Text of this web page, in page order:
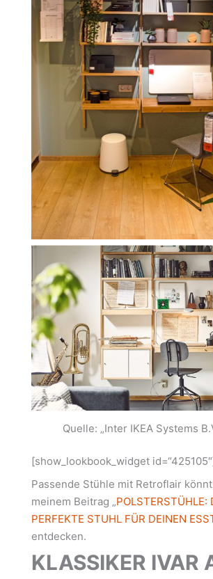
Quelle: „Inter IKEA Systems
[show_lookbook_widget
Passende Stühle mit Retroflair
meinem Beitrag „POLSTERSTÜHLE:
PERFEKTE STUHL FÜR DEINEN
entdecken.
KLASSIKER IVAR